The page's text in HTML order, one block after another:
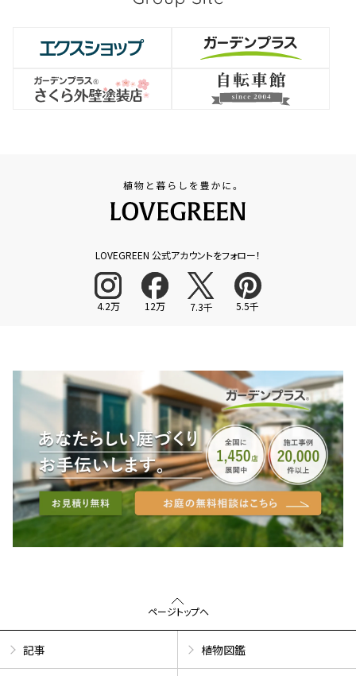
LOVEGREEN 公式アカウントをフォロー！
4.2万 12万 7.3千 5.5千
ページトップへ
記事 植物図鑑